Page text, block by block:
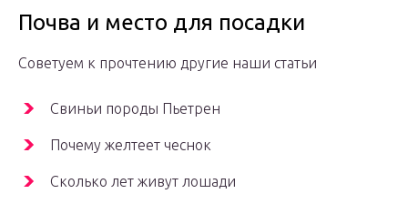
Почва и место для посадки
Советуем к прочтению другие наши статьи
Свиньи породы Пьетрен
Почему желтеет чеснок
Сколько лет живут лошади